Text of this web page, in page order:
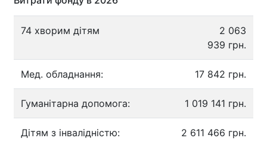
74 хворим дітям
2 063
939 грн.
Мед. обладнання: 17 842 грн.
Гуманітарна допомога: 1 019 141 грн.
Дітям з інвалідністю: 2 611 466 грн.